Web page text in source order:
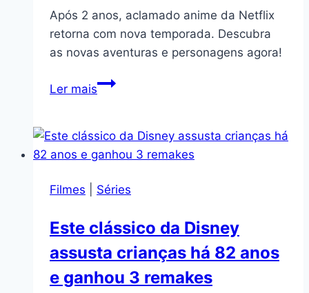
Após 2 anos, aclamado anime da Netflix
retorna com nova temporada. Descubra
as novas aventuras e personagens agora!
Ler maisApós
aclamado
anime
Netflix
com
nova
temporada
Filmes Séries
Este clássico da Disney
assusta crianças há 82 anos
e ganhou 3 remakes